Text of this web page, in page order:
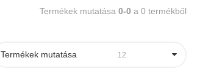
Termékek mutatása 0-0 a 0 termékből
Termékek mutatása 12